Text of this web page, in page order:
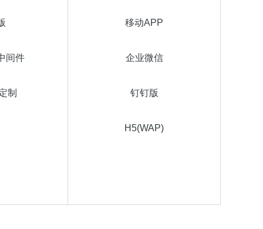
间件
制
移动APP
企业微信
钉钉版
H5(WAP)